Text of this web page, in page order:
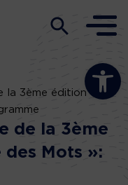
Ouvrir la
la 3ème édition de
de la 3ème
des Mots »: